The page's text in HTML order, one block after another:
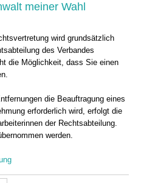
meiner Wahl
wird grundsätzlich
des Verbandes
die Möglichkeit, dass Sie einen
die Beauftragung eines
erforderlich wird, erfolgt die
der Rechtsabteilung.
werden.